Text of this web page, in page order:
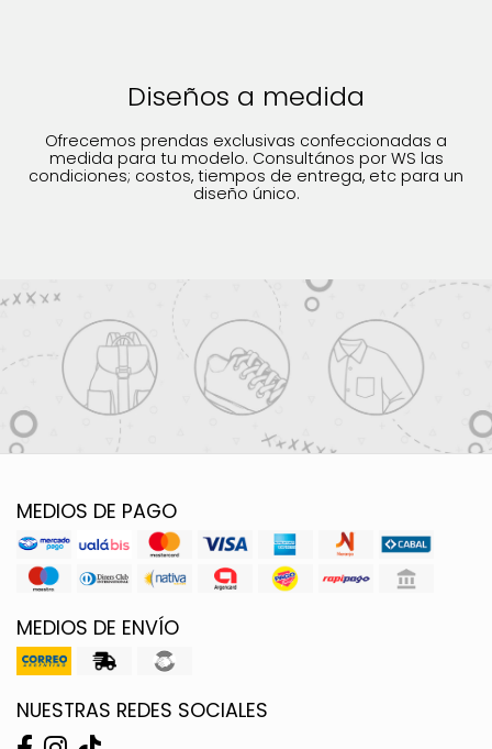
Diseños a medida
Ofrecemos prendas exclusivas confeccionadas a
medida para tu modelo. Consultános por WS las
condiciones; costos, tiempos de entrega, etc para un
diseño único.
MEDIOS DE PAGO
MEDIOS DE ENVÍO
NUESTRAS REDES SOCIALES